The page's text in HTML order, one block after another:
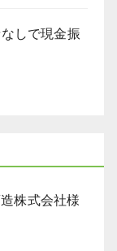
しで現金振
株式会社様